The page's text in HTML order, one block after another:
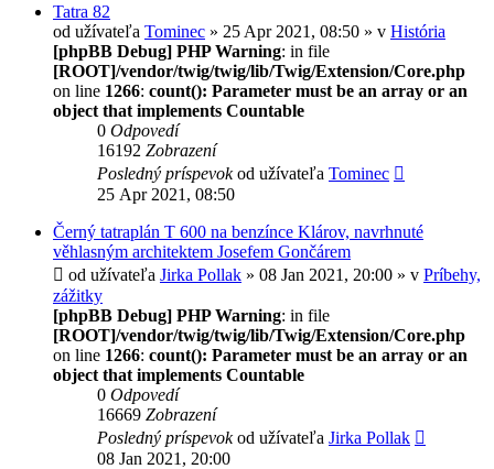
Tatra 82
od užívateľa Tominec » 25 Apr 2021, 08:50 » v História
[phpBB Debug] PHP Warning: in file
[ROOT]/vendor/twig/twig/lib/Twig/Extension/Core.php
on line 1266: count(): Parameter must be an array or an
object that implements Countable
0 Odpovedí
16192 Zobrazení
Posledný príspevokod užívateľa Tominec
25 Apr 2021, 08:50
Černý tatraplán T 600 na benzínce Klárov, navrhnuté
věhlasným architektem Josefem Gončárem
od užívateľa Jirka Pollak » 08 Jan 2021, 20:00 » v Príbehy,
zážitky
[phpBB Debug] PHP Warning: in file
[ROOT]/vendor/twig/twig/lib/Twig/Extension/Core.php
on line 1266: count(): Parameter must be an array or an
object that implements Countable
0 Odpovedí
16669 Zobrazení
Posledný príspevokod užívateľa Jirka Pollak
08 Jan 2021, 20:00